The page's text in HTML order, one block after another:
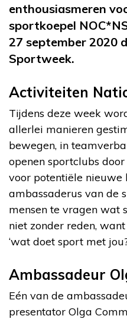
enthousiasmeren
sportkoepel
27 september 2020
Sportweek.
Activiteiten
Tijdens deze week
allerlei manieren
bewegen, in
openen sportclubs
voor potentiële nieuwe
ambassaderus van de
mensen te vragen wat
niet zonder reden,
‘wat doet sport met
Ambassadeur
Eén van de
presentator Olga